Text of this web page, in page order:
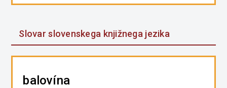
Slovar slovenskega knjižnega jezika
balovína